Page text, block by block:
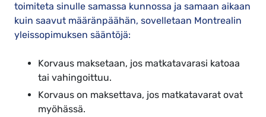
toimiteta sinulle samassa kunnossa ja samaan aikaan
kuin saavut määränpäähän, sovelletaan Montrealin
yleissopimuksen sääntöjä:
Korvaus maksetaan, jos matkatavarasi katoaa
tai vahingoittuu.
Korvaus on maksettava, jos matkatavarat ovat
myöhässä.